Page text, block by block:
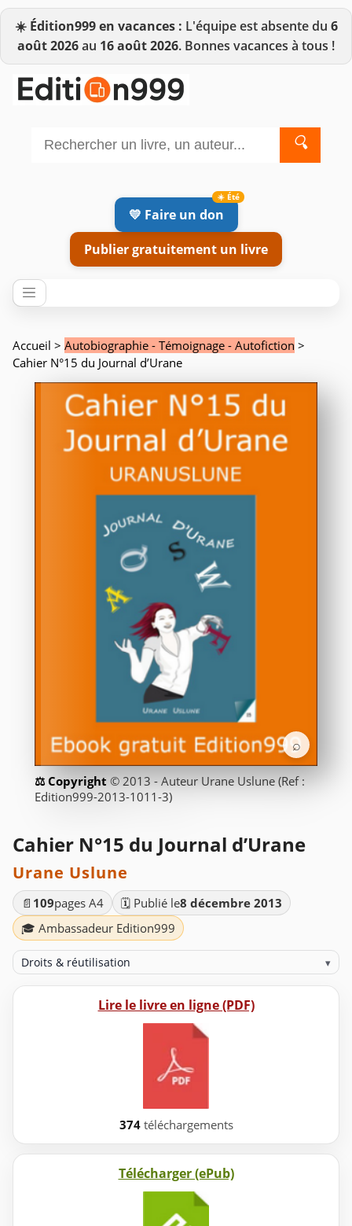
☀️ Édition999 en vacances : L'équipe est absente du 6
août 2026au 16 août 2026. Bonnes vacances à tous !
🔍
💛 Faire un don
Publier gratuitement un livre
Accueil > Autobiographie - Témoignage - Autofiction >
Cahier N°15 du Journal d’Urane
⌕
© 2013 - Auteur Urane Uslune (Ref :
Edition999-2013-1011-3)
Cahier N°15 du Journal d’Urane
Urane Uslune
📄 109pages A4 🗓️ Publié le8 décembre 2013
🎓 Ambassadeur Edition999
Droits & réutilisation ▾
Lire le livre en ligne (PDF)
374téléchargements
Télécharger (ePub)